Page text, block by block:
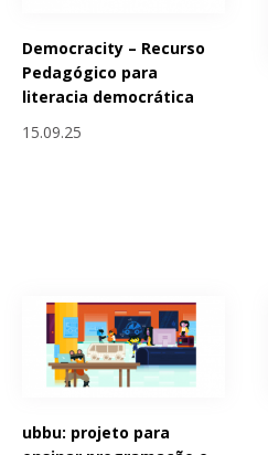
Democracity – Recurso
Pedagógico para
literacia democrática
15.09.25
ubbu: projeto para